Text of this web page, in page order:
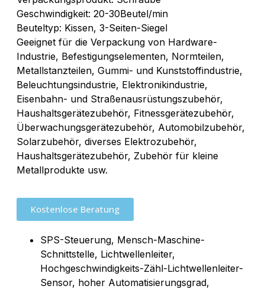
Geschwindigkeit: 20-30Beutel/min
Beuteltyp: Kissen, 3-Seiten-Siegel
Geeignet für die Verpackung von Hardware-
Industrie, Befestigungselementen, Normteilen,
Metallstanzteilen, Gummi- und Kunststoffindustrie,
Beleuchtungsindustrie, Elektronikindustrie,
Eisenbahn- und Straßenausrüstungszubehör,
Haushaltsgerätezubehör, Fitnessgerätezubehör,
Überwachungsgerätezubehör, Automobilzubehör,
Solarzubehör, diverses Elektrozubehör,
Haushaltsgerätezubehör, Zubehör für kleine
Metallprodukte usw.
Kostenlose Beratung
SPS-Steuerung, Mensch-Maschine-
Schnittstelle, Lichtwellenleiter,
Hochgeschwindigkeits-Zähl-Lichtwellenleiter-
Sensor, hoher Automatisierungsgrad,